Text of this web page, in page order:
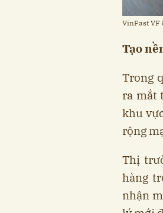
VinFast VF
Tạo
Trong
ra mắt
khu
rộng
Thị
hàng
nhận